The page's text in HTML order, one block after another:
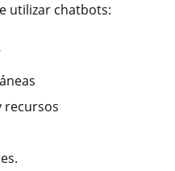
utilizar chatbots:
recursos